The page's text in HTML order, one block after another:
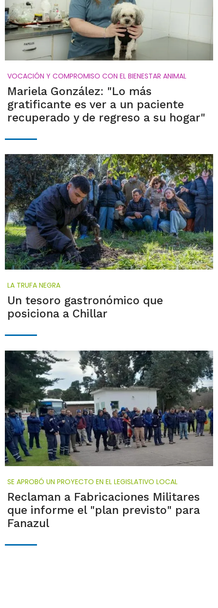
VOCACIÓN Y COMPROMISO CON EL BIENESTAR ANIMAL
Mariela González: "Lo más
gratificante es ver a un paciente
recuperado y de regreso a su hogar"
LA TRUFA NEGRA
Un tesoro gastronómico que
posiciona a Chillar
SE APROBÓ UN PROYECTO EN EL LEGISLATIVO LOCAL
Reclaman a Fabricaciones Militares
que informe el "plan previsto" para
Fanazul